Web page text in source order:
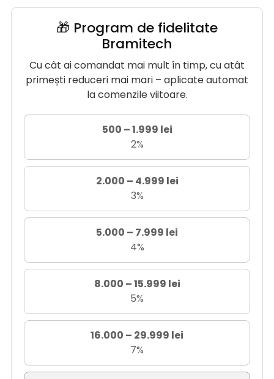
🎁 Program de fidelitate
Bramitech
Cu cât ai comandat mai mult în timp, cu atât
primești reduceri mai mari – aplicate automat
la comenzile viitoare.
500 – 1.999 lei
2%
2.000 – 4.999 lei
3%
5.000 – 7.999 lei
4%
8.000 – 15.999 lei
5%
16.000 – 29.999 lei
7%